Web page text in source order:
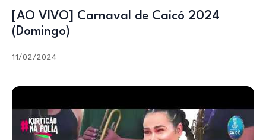
[AO VIVO] Carnaval de Caicó 2024
(Domingo)
11/02/2024